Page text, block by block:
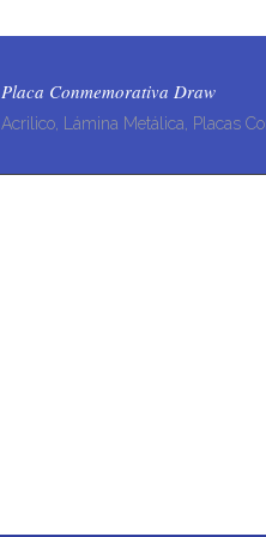
Placa Conmemorativa Draw
Acrilico, Lámina Metálica, Placas